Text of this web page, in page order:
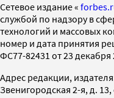
Cетевое издание «
службой по надзору в
технологий и массовых
номер и дата принятия
ФС77-82431 от 23 декабря
Адрес редакции,
Звенигородская 2-я, д. 13,